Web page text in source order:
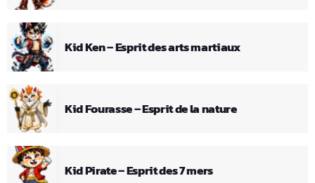
Kid Ken – Esprit des arts martiaux
Kid Fourasse – Esprit de la nature
Kid Pirate – Esprit des 7 mers